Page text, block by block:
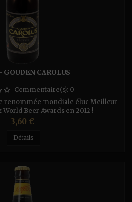
GOUDEN CAROLUS
Commentaire(s): 0
renommée mondiale élue Meilleur
Beer Awards en 2012 !
Prix
3,60 €
Détails